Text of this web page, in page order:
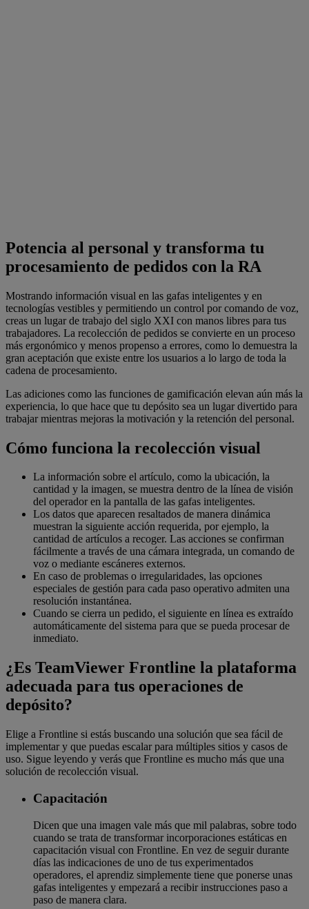
Potencia al personal y transforma tu
procesamiento de pedidos con la RA
Mostrando información visual en las gafas inteligentes y en
tecnologías vestibles y permitiendo un control por comando de voz,
creas un lugar de trabajo del siglo XXI con manos libres para tus
trabajadores. La recolección de pedidos se convierte en un proceso
más ergonómico y menos propenso a errores, como lo demuestra la
gran aceptación que existe entre los usuarios a lo largo de toda la
cadena de procesamiento.
Las adiciones como las funciones de gamificación elevan aún más la
experiencia, lo que hace que tu depósito sea un lugar divertido para
trabajar mientras mejoras la motivación y la retención del personal.
Cómo funciona la recolección visual
La información sobre el artículo, como la ubicación, la
cantidad y la imagen, se muestra dentro de la línea de visión
del operador en la pantalla de las gafas inteligentes.
Los datos que aparecen resaltados de manera dinámica
muestran la siguiente acción requerida, por ejemplo, la
cantidad de artículos a recoger. Las acciones se confirman
fácilmente a través de una cámara integrada, un comando de
voz o mediante escáneres externos.
En caso de problemas o irregularidades, las opciones
especiales de gestión para cada paso operativo admiten una
resolución instantánea.
Cuando se cierra un pedido, el siguiente en línea es extraído
automáticamente del sistema para que se pueda procesar de
inmediato.
¿Es TeamViewer Frontline la plataforma
adecuada para tus operaciones de
depósito?
Elige a Frontline si estás buscando una solución que sea fácil de
implementar y que puedas escalar para múltiples sitios y casos de
uso. Sigue leyendo y verás que Frontline es mucho más que una
solución de recolección visual.
Capacitación
Dicen que una imagen vale más que mil palabras, sobre todo
cuando se trata de transformar incorporaciones estáticas en
capacitación visual con Frontline. En vez de seguir durante
días las indicaciones de uno de tus experimentados
operadores, el aprendiz simplemente tiene que ponerse unas
gafas inteligentes y empezará a recibir instrucciones paso a
paso de manera clara.